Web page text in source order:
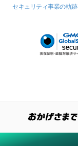
セキュリティ事業の軌跡